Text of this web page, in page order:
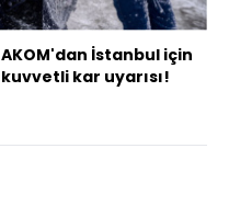
AKOM'dan İstanbul için
kuvvetli kar uyarısı!